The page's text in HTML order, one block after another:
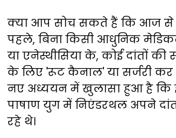
क्या आप सोच सकते हैं कि आज से
पहले, बिना किसी आधुनिक
या एनेस्थीसिया के, कोई दांतों
के लिए 'रूट कैनाल' या सर्जरी
नए अध्ययन में खुलासा हुआ है कि
पाषाण युग में निएंडरथल अपने
रहे थे।